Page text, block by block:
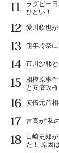
11
ラグビー
ひどい！
12
愛川欽也
13
能年玲奈
14
市川沙耶
15
相模原事
と安倍政
16
安倍元首
17
吉高が“私
18
田崎史郎
た！ 原因